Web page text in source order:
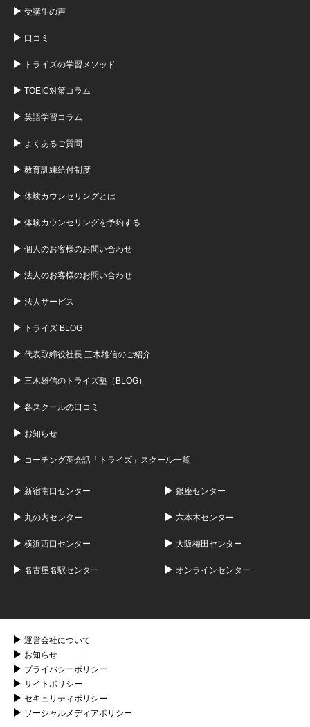
受講生の声
口コミ
トライズの学習メソッド
TOEIC対策コラム
英語学習コラム
よくあるご質問
教育訓練給付制度
体験カウンセリングとは
体験カウンセリングを予約する
個人のお客様のお問い合わせ
法人のお客様のお問い合わせ
法人サービス
トライズ BLOG
代表取締役社長 三木雄信のご紹介
三木雄信のトライズ塾（BLOG）
各スクールの口コミ
お知らせ
コーチング英会話「トライズ」スクール一覧
新宿南口センター 銀座センター
丸の内センター 六本木センター
横浜西口センター 大阪梅田センター
名古屋名駅センター オンラインセンター
運営会社について
お知らせ
プライバシーポリシー
サイトポリシー
セキュリティポリシー
ソーシャルメディアポリシー